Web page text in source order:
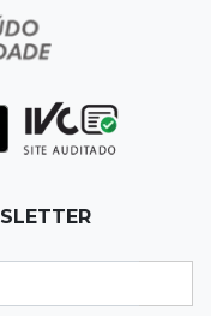
Tiradentes no